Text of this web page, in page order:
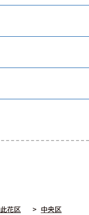
此花区
中央区